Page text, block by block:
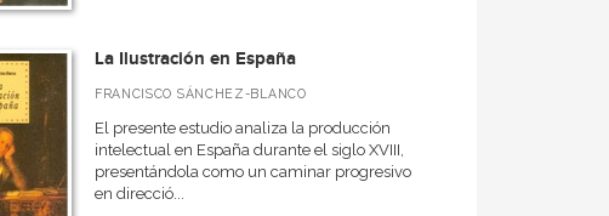
La Ilustración en España
FRANCISCO SÁNCHEZ-BLANCO
El presente estudio analiza la producción
intelectual en España durante el siglo XVIII,
presentándola como un caminar progresivo
en direcció...